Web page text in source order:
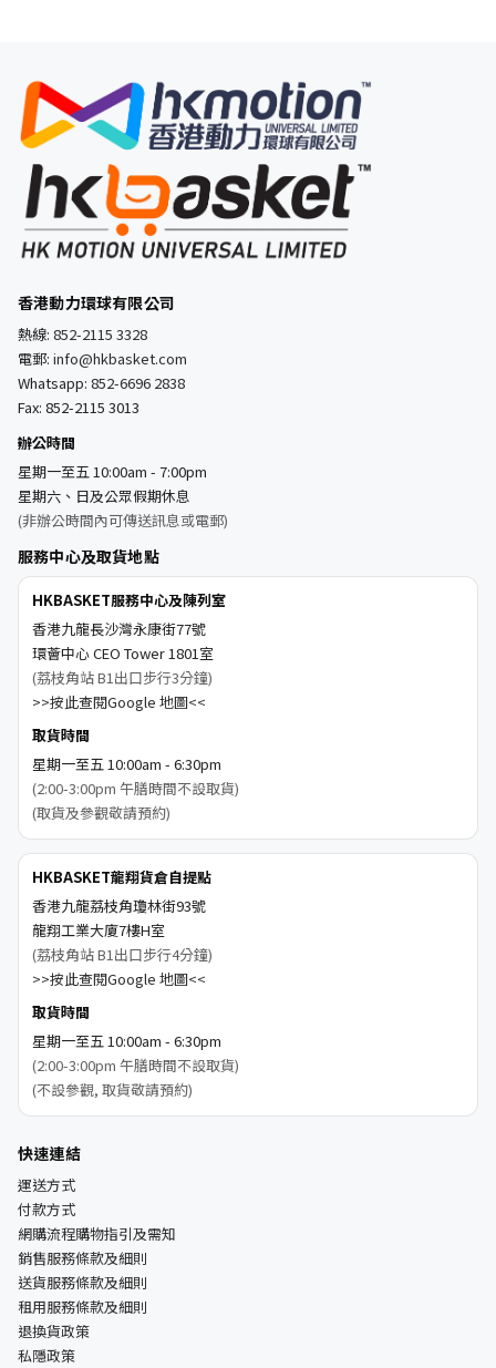
香港動力環球有限公司
熱線: 852-2115 3328
電郵: info@hkbasket.com
Whatsapp: 852-6696 2838
Fax: 852-2115 3013
辦公時間
星期一至五 10:00am - 7:00pm
星期六、日及公眾假期休息
(非辦公時間內可傳送訊息或電郵)
服務中心及取貨地點
HKBASKET服務中心及陳列室
香港九龍長沙灣永康街77號
環薈中心 CEO Tower 1801室
(荔枝角站 B1出口步行3分鐘)
>>按此查閱Google 地圖<<
取貨時間
星期一至五 10:00am - 6:30pm
(2:00-3:00pm 午膳時間不設取貨)
(取貨及參觀敬請預約)
HKBASKET龍翔貨倉自提點
香港九龍荔枝角瓊林街93號
龍翔工業大廈7樓H室
(荔枝角站 B1出口步行4分鐘)
>>按此查閱Google 地圖<<
取貨時間
星期一至五 10:00am - 6:30pm
(2:00-3:00pm 午膳時間不設取貨)
(不設參觀, 取貨敬請預約)
快速連結
運送方式
付款方式
網購流程購物指引及需知
銷售服務條款及細則
送貨服務條款及細則
租用服務條款及細則
退換貨政策
私隱政策